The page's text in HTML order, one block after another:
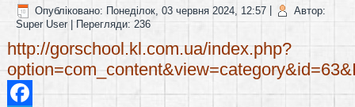
Опубліковано: Понеділок, 03 червня 2024, 12:57
Автор:
Super User | Перегляди: 236
http://gorschool.kl.com.ua/index.php?